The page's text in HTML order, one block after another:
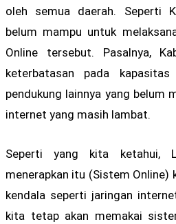
oleh semua daerah. Seperti
belum mampu untuk
Online tersebut. Pasalnya,
keterbatasan pada
pendukung lainnya yang belum
internet yang masih lambat.
Seperti yang kita ketahui,
menerapkan itu (Sistem Online)
kendala seperti jaringan
kita tetap akan memakai